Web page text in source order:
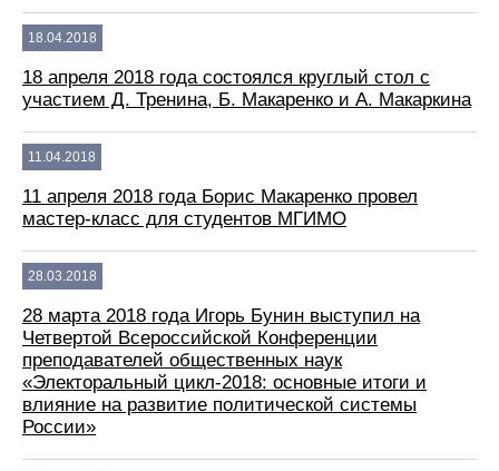
18.04.2018
18 апреля 2018 года состоялся круглый стол с
участием Д. Тренина, Б. Макаренко и А. Макаркина
11.04.2018
11 апреля 2018 года Борис Макаренко провел
мастер-класс для студентов МГИМО
28.03.2018
28 марта 2018 года Игорь Бунин выступил на
Четвертой Всероссийской Конференции
преподавателей общественных наук
«Электоральный цикл-2018: основные итоги и
влияние на развитие политической системы
России»